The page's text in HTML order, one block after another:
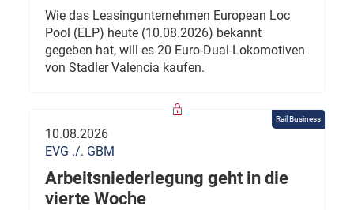
Wie das Leasingunternehmen European Loc
Pool (ELP) heute (10.08.2026) bekannt
gegeben hat, will es 20 Euro-Dual-Lokomotiven
von Stadler Valencia kaufen.
Rail Business
10.08.2026
EVG ./. GBM
Arbeitsniederlegung geht in die
vierte Woche